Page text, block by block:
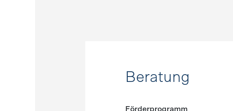
Beratung
Förderprogramm